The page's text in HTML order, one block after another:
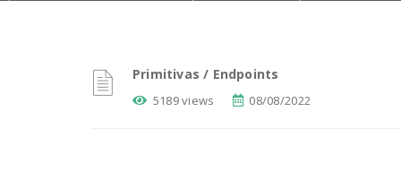
Primitivas / Endpoints
5189 views 08/08/2022